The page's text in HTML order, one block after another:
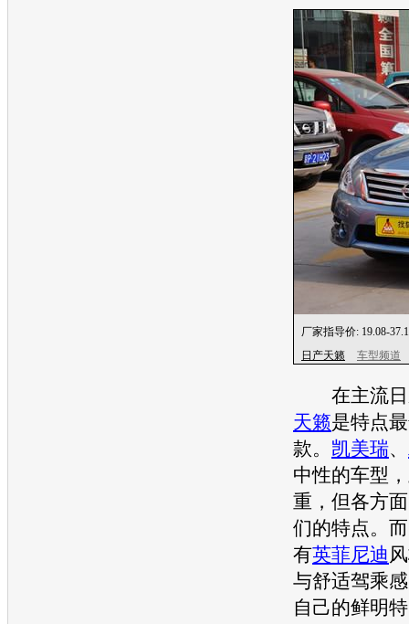
厂家指导价: 19.08-
日产天籁
车型频道
在主流日
天籁是特点
款。 凯美瑞、
中性的车型
重，但各方
们的特点。而
有英菲尼迪
与舒适驾乘
自己的鲜明